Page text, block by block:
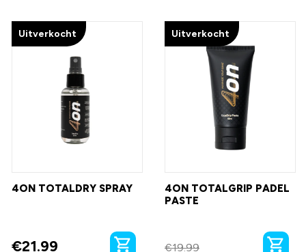
Uitverkocht
4ON TOTALDRY SPRAY
€21.99
Uitverkocht
4ON TOTALGRIP PADEL
PASTE
€19.99